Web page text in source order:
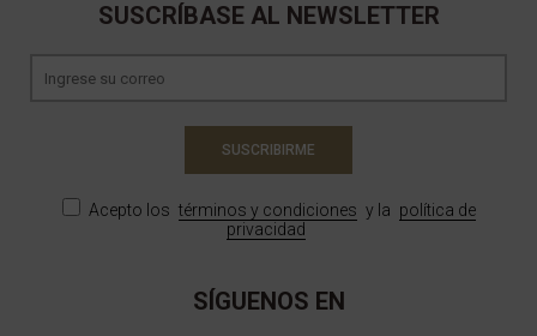
SUSCRÍBASE AL NEWSLETTER
SUSCRIBIRME
Acepto los términos y condiciones y la política de
privacidad
SÍGUENOS EN